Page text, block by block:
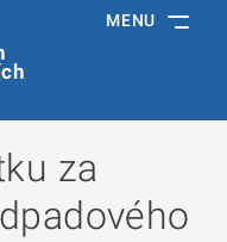
MENU
za